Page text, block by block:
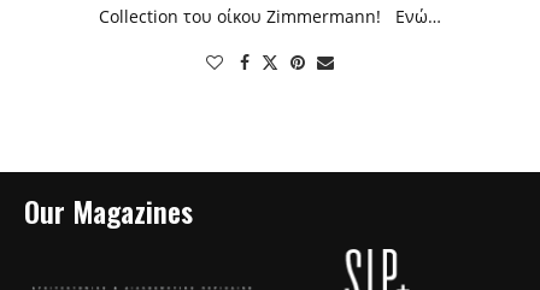
Collection του οίκου Zimmermann! Ενώ…
Our Magazines